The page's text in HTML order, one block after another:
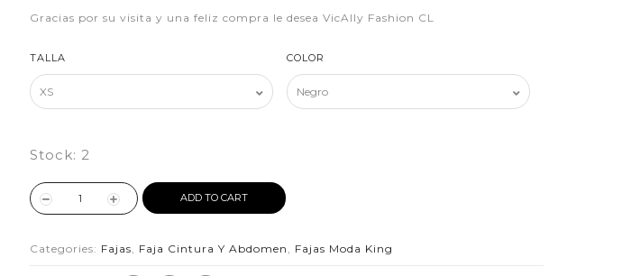
Gracias por su visita y una feliz compra le desea VicAlly Fashion CL
TALLA COLOR
Stock: 2
ADD TO CART
Categories: Fajas, Faja Cintura Y Abdomen , Fajas Moda King